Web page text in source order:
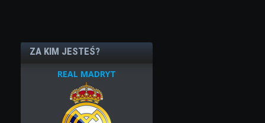
ZA KIM JESTEŚ?
REAL MADRYT